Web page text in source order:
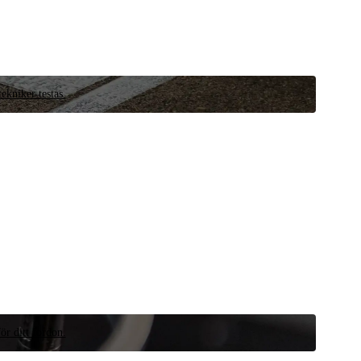
testas.
ditt fordon.